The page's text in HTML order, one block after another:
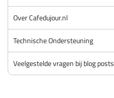
Over Cafedujour.nl
Technische Ondersteuning
Veelgestelde vragen bij blog posts